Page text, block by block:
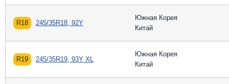
R18 245/35R18, 92Y
Южная Корея
Китай
R19 245/35R19, 93Y XL
Южная Корея
Китай